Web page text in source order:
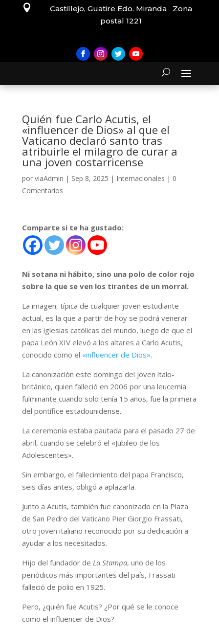

Castillejo, Guatire Edo. Miranda Zona
postal 1221
Quién fue Carlo Acutis, el
«influencer de Dios» al que el
Vaticano declaró santo tras
atribuirle el milagro de curar a
una joven costarricense
por viaAdmin | Sep 8, 2025 | Internacionales | 0
Comentarios
Comparte si te ha gustado:
Ni sotana ni hábito, sino una polo de color rojo
sobre la que se ven los tirantes de un morral.
La imagen, típica de cualquier joven estudiante
actual, es la que a partir de hoy se podrá venerar
en las iglesias católicas del mundo, luego de que el
papa León XIV elevó a los altares a Carlo Acutis,
conocido como el «influencer de Dios».
La canonización este domingo del joven ítalo-
británico, quien falleció en 2006 por una leucemia
fulminante cuando solo tenía 15 años, fue la primera
del pontífice estadounidense.
La ceremonia estaba pautada para el pasado 27 de
abril, cuando se celebró el «Jubileo de los
Adolescentes».
Sin embargo, el fallecimiento del papa Francisco,
seis días antes, obligó a aplazarla.
Junto a Acutis, también fue canonizado en la Plaza
de San Pedro del Vaticano Pier Giorgio Frassati,
otro joven italiano reconocido por su dedicación a
ayudar a los necesitados.
Hijo del fundador de La Stampa, uno de los
periódicos más importantes del país, Frassati
falleció de polio en 1925.
Pero, ¿quién fue Acutis? ¿Por qué se le conoce
como el influencer de Dios?